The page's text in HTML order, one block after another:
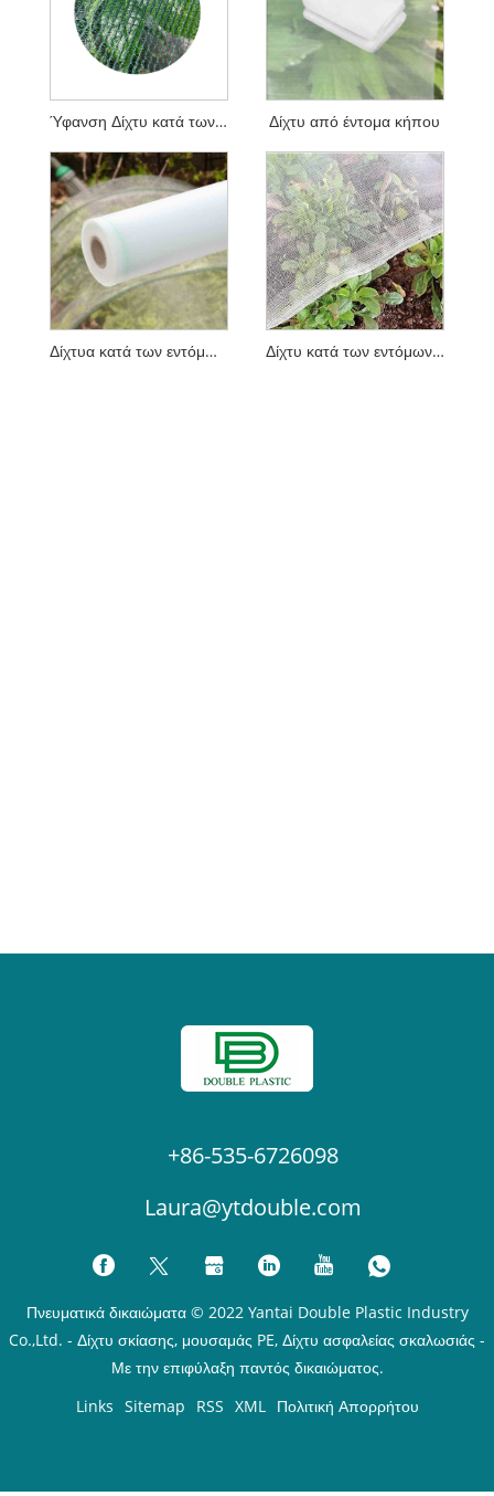
Ύφανση Δίχτυ κατά των Εντόμων Δίχτυ από έντομα κήπου
Δίχτυα κατά των εντόμων υψηλής ποιότητας Δίχτυ κατά των εντόμων για το θερμοκήπιο
+86-535-6726098
Laura@ytdouble.com
Πνευματικά δικαιώματα © 2022 Yantai Double Plastic Industry
Co.,Ltd. - Δίχτυ σκίασης, μουσαμάς PE, Δίχτυ ασφαλείας σκαλωσιάς -
Με την επιφύλαξη παντός δικαιώματος.
Links Sitemap RSS XML Πολιτική Απορρήτου